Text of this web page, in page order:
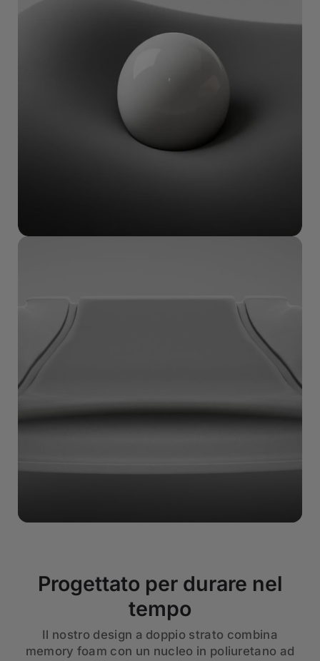
Progettato per durare nel
tempo
Il nostro design a doppio strato combina
memory foam con un nucleo in poliuretano ad